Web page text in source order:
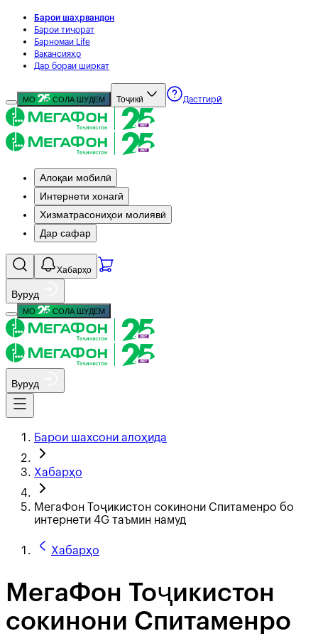
Барои шаҳрвандон
Барои тиҷорат
Барномаи Life
Вакансияҳо
Дар бораи ширкат
МО СОЛА ШУДЕМ Тоҷикӣ Дастгирӣ
Алоқаи мобилӣ
Интернети хонагӣ
Хизматрасониҳои молиявӣ
Дар сафар
Хабарҳо
Вуруд
МО СОЛА ШУДЕМ
Вуруд
Барои шахсони алоҳида
Хабарҳо
МегаФон Тоҷикистон сокинони Спитаменро бо
интернети 4G таъмин намуд
Хабарҳо
МегаФон Тоҷикистон
сокинони Спитаменро